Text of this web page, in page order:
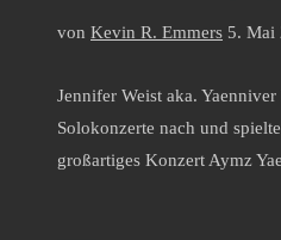
von Kevin R. Emmers 5. Mai
Jennifer Weist aka.
Solokonzerte nach und
großartiges Konzert Aymz